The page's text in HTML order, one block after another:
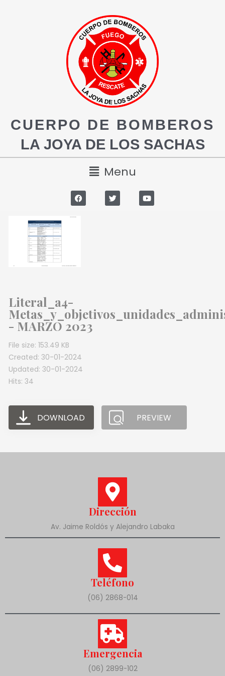
CUERPO DE BOMBEROS
LA JOYA DE LOS SACHAS
Menu
Literal_a4-
- MARZO 2023
File size: 153.49 KB
Created: 30-01-2024
Updated: 30-01-2024
Hits: 34
DOWNLOAD PREVIEW
Dirección
Av. Jaime Roldós y Alejandro Labaka
Teléfono
(06) 2868-014
Emergencia
(06) 2899-102